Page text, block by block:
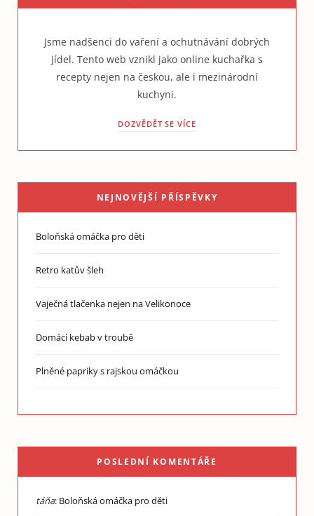
Jsme nadšenci do vaření a ochutnávání dobrých
jídel. Tento web vznikl jako online kuchařka s
recepty nejen na českou, ale i mezinárodní
kuchyni.
DOZVĚDĚT SE VÍCE
NEJNOVĚJŠÍ PŘÍSPĚVKY
Boloňská omáčka pro děti
Retro katův šleh
Vaječná tlačenka nejen na Velikonoce
Domácí kebab v troubě
Plněné papriky s rajskou omáčkou
POSLEDNÍ KOMENTÁŘE
táňa: Boloňská omáčka pro děti